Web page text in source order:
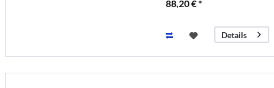
88,20 € *
Details